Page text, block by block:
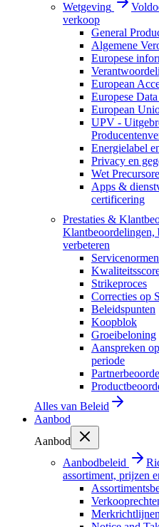
Wetgeving
verkoop
General
Algemene
Europese
European
Europese
European
UPV -
Energielabel
Privacy en
Wet
Apps &
certificering
Prestaties &
Klantbeoordelingen,
verbeteren
Servicenormen
Strikeproces
Correcties op
Beleidspunten
Koopblok
Groeibeloning
Aanspreken
periode
Alles van Beleid
Aanbod
Aanbod
Aanbodbeleid
assortiment, prijzen